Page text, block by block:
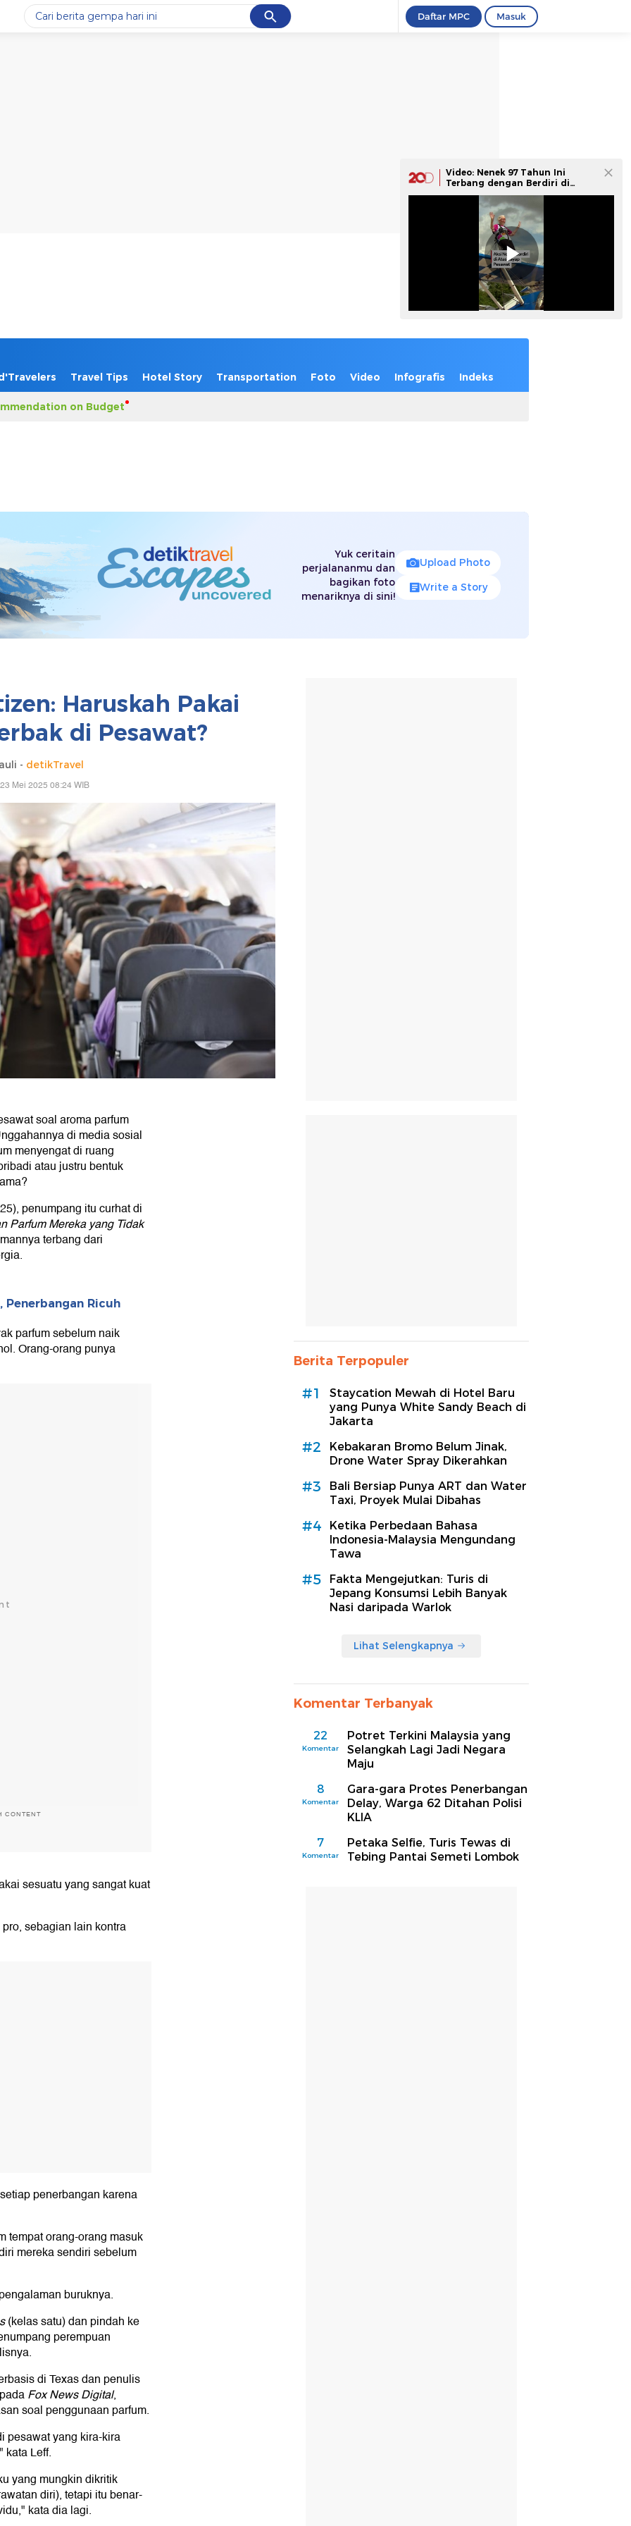
Cancel Daftar MPC Masuk
Travel Tips Hotel Story Transportation Foto Video Infografis Indeks
on Budget
Yuk ceritain
perjalananmu dan
bagikan foto
menariknya di sini!
Upload Photo
Write a Story
Haruskah Pakai
di Pesawat?
- detikTravel
Mei 2025 08:24 WIB
soal aroma parfum
di media sosial
menyengat di ruang
atau justru bentuk
penumpang itu curhat di
Parfum Mereka yang Tidak
terbang dari
Penerbangan Ricuh
parfum sebelum naik
Orang-orang punya
CONTENT
sesuatu yang sangat kuat
sebagian lain kontra
penerbangan karena
tempat orang-orang masuk
mereka sendiri sebelum
buruknya.
(kelas satu) dan pindah ke
perempuan
di Texas dan penulis
Fox News Digital,
soal penggunaan parfum.
pesawat yang kira-kira
kata Leff.
yang mungkin dikritik
diri), tetapi itu benar-
kata dia lagi.
Video: Nenek 97 Tahun Ini
Terbang dengan Berdiri di
Sayap Pesawat
Berita Terpopuler
#1
Staycation Mewah di Hotel Baru
yang Punya White Sandy Beach di
Jakarta
#2
Kebakaran Bromo Belum Jinak,
Drone Water Spray Dikerahkan
#3
Bali Bersiap Punya ART dan Water
Taxi, Proyek Mulai Dibahas
#4
Ketika Perbedaan Bahasa
Indonesia-Malaysia Mengundang
Tawa
#5
Fakta Mengejutkan: Turis di
Jepang Konsumsi Lebih Banyak
Nasi daripada Warlok
Lihat Selengkapnya
Komentar Terbanyak
22
Komentar
Potret Terkini Malaysia yang
Selangkah Lagi Jadi Negara
Maju
8
Komentar
Gara-gara Protes Penerbangan
Delay, Warga 62 Ditahan Polisi
KLIA
7
Komentar
Petaka Selfie, Turis Tewas di
Tebing Pantai Semeti Lombok